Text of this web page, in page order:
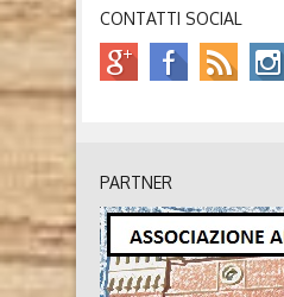
CONTATTI SOCIAL
PARTNER